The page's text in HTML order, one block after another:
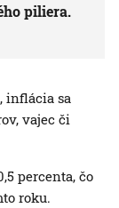
piliera.
inflácia sa
vajec či
percenta, čo
roku.